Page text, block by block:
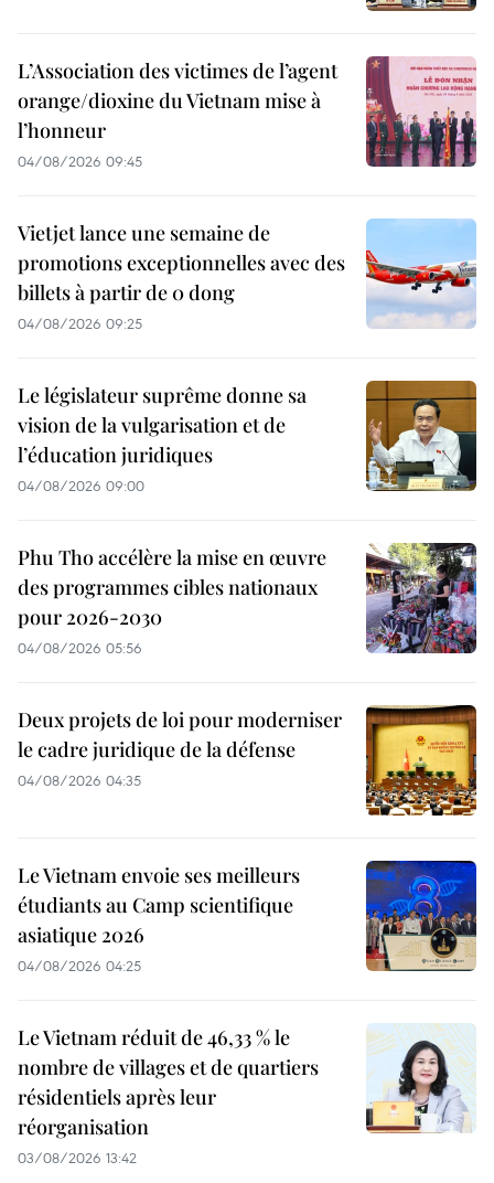
L’Association des victimes de l’agent
orange/dioxine du Vietnam mise à
l’honneur
04/08/2026 09:45
Vietjet lance une semaine de
promotions exceptionnelles avec des
billets à partir de 0 dong
04/08/2026 09:25
Le législateur suprême donne sa
vision de la vulgarisation et de
l’éducation juridiques
04/08/2026 09:00
Phu Tho accélère la mise en œuvre
des programmes cibles nationaux
pour 2026-2030
04/08/2026 05:56
Deux projets de loi pour moderniser
le cadre juridique de la défense
04/08/2026 04:35
Le Vietnam envoie ses meilleurs
étudiants au Camp scientifique
asiatique 2026
04/08/2026 04:25
Le Vietnam réduit de 46,33 % le
nombre de villages et de quartiers
résidentiels après leur
réorganisation
03/08/2026 13:42